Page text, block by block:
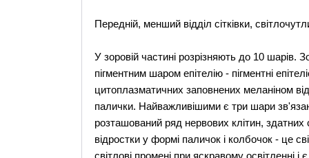
Передній, менший відділ сітківки,
У зоровій частині розрізняють до 10 шарів.
пігментним шаром епітелію - пігментні
цитоплазматичних заповнених меланіном
палички. Найважливішими є три шари
розташований ряд нервових клітин,
відростки у формі паличок і колбочок - це
світлові промені при яскравому освітленні